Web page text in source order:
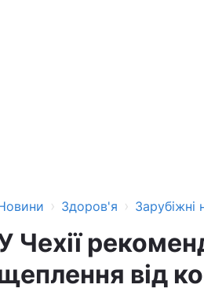
› Здоров'я › Зарубіжні
Чехії
від